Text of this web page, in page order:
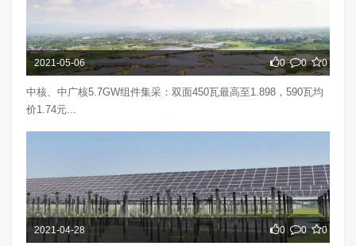
2021-05-06 0 0 0
中核、中广核5.7GW组件集采：双面450瓦最高至1.898，590瓦均
价1.74元...
2021-04-28 0 0 0